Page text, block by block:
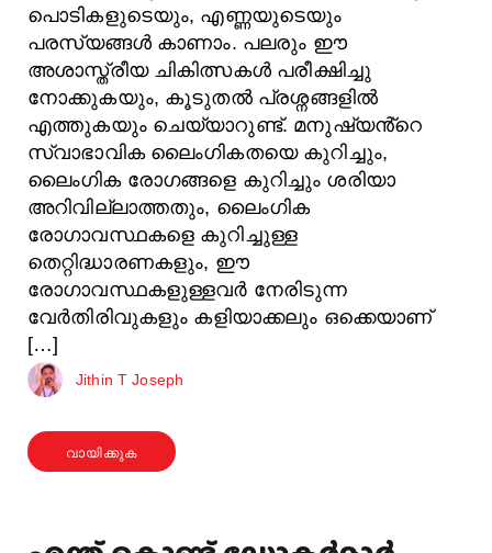
പൊടികളുടെയും, എണ്ണയുടെയും
പരസ്യങ്ങൾ കാണാം. പലരും ഈ
അശാസ്ത്രീയ ചികിത്സകൾ പരീക്ഷിച്ചു
നോക്കുകയും, കൂടുതൽ പ്രശ്നങ്ങളിൽ
എത്തുകയും ചെയ്യാറുണ്ട്. മനുഷ്യൻ്റെ
സ്വാഭാവിക ലൈംഗികതയെ കുറിച്ചും,
ലൈംഗിക രോഗങ്ങളെ കുറിച്ചും ശരിയാ
അറിവില്ലാത്തതും, ലൈംഗിക
രോഗാവസ്ഥകളെ കുറിച്ചുള്ള
തെറ്റിദ്ധാരണകളും, ഈ
രോഗാവസ്ഥകളുള്ളവർ നേരിടുന്ന
വേർതിരിവുകളും കളിയാക്കലും ഒക്കെയാണ്
[…]
Jithin T Joseph
വായിക്കുക